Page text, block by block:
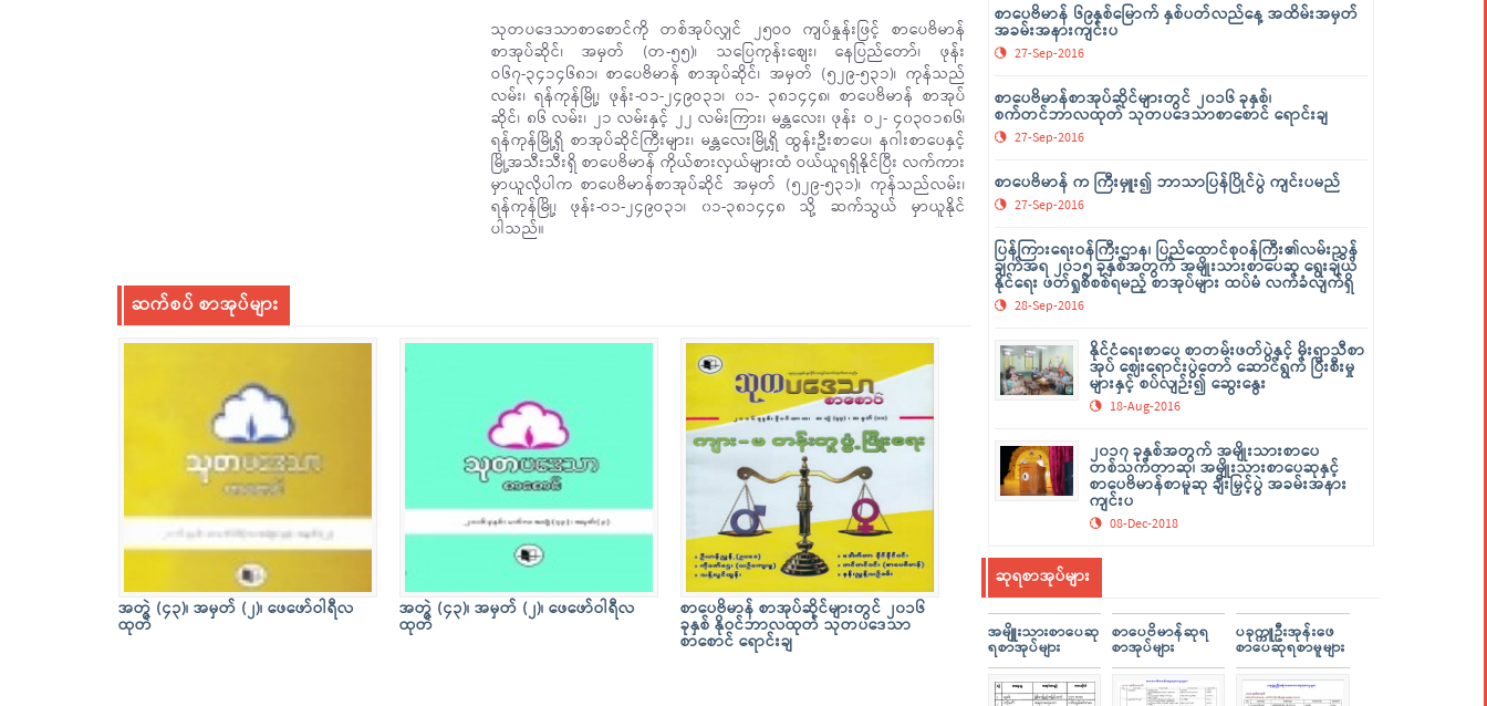
သုတပဒေသာစာစောင်ကို တစ်အုပ်လျှင် ၂၅ဝဝ ကျပ်နှုန်းဖြင့် စာပေဗိမာန်
စာအုပ်ဆိုင်၊ အမှတ် (တ-၅၅)၊ သပြေကုန်းစျေး၊ နေပြည်တော်၊ ဖုန်း
ဝ၆၇-၃၄၁၄၆၈၁၊ စာပေဗိမာန် စာအုပ်ဆိုင်၊ အမှတ် (၅၂၉-၅၃၁)၊ ကုန်သည်
လမ်း၊ ရန်ကုန်မြို့၊ ဖုန်း-ဝ၁-၂၄၉ဝ၃၁၊ ၀၁- ၃၈၁၄၄၈၊ စာပေဗိမာန် စာအုပ်
ဆိုင်၊ ၈၆ လမ်း၊ ၂၁ လမ်းနှင့် ၂၂ လမ်းကြား၊ မန္တလေး၊ ဖုန်း ဝ၂- ၄၀၃ဝ၁၈၆၊
ရန်ကုန်မြို့ရှိ စာအုပ်ဆိုင်ကြီးများ၊ မန္တလေးမြို့ရှိ ထွန်းဦးစာပေ၊ နဂါးစာပေနှင့်
မြို့အသီးသီးရှိ စာပေဗိမာန် ကိုယ်စားလှယ်များထံ ဝယ်ယူရရှိနိုင်ပြီး လက်ကား
မှာယူလိုပါက စာပေဗိမာန်စာအုပ်ဆိုင် အမှတ် (၅၂၉-၅၃၁)၊ ကုန်သည်လမ်း၊
ရန်ကုန်မြို့၊ ဖုန်း-ဝ၁-၂၄၉ဝ၃၁၊ ၀၁-၃၈၁၄၄၈ သို့ ဆက်သွယ် မှာယူနိုင်
ပါသည်။
ဆက်စပ် စာအုပ်များ
အတွဲ (၄၃)၊ အမှတ် (၂)၊ ဖေဖော်ဝါရီလ
ထုတ်
အတွဲ (၄၃)၊ အမှတ် (၂)၊ ဖေဖော်ဝါရီလ
ထုတ်
စာပေဗိမာန် စာအုပ်ဆိုင်များတွင် ၂၀၁၆
ခုနှစ် နိုဝင်ဘာလထုတ် သုတပဒေသာ
စာစောင် ရောင်းချ
စာပေဗိမာန် ၆၉နှစ်မြောက် နှစ်ပတ်လည်နေ့ အထိမ်းအမှတ်
အခမ်းအနားကျင်းပ
27-Sep-2016
စာပေဗိမာန်စာအုပ်ဆိုင်များတွင် ၂၀၁၆ ခုနှစ်၊
စက်တင်ဘာလထုတ် သုတပဒေသာစာစောင် ရောင်းချ
27-Sep-2016
စာပေဗိမာန် က ကြီးမှူး၍ ဘာသာပြန်ပြိုင်ပွဲ ကျင်းပမည်
27-Sep-2016
ပြန်ကြားရေးဝန်ကြီးဌာန၊ ပြည်ထောင်စုဝန်ကြီး၏လမ်းညွှန်
ချက်အရ ၂၀၁၅ ခုနှစ်အတွက် အမျိုးသားစာပေဆု ရွေးချယ်
နိုင်ရေး ဖတ်ရှုစိစစ်ရမည့် စာအုပ်များ ထပ်မံ လက်ခံလျက်ရှိ
28-Sep-2016
နိုင်ငံရေးစာပေ စာတမ်းဖတ်ပွဲနှင့် မိုးရာသီစာ
အုပ် ဈေးရောင်းပွဲတော် ဆောင်ရွက် ပြီးစီးမှု
များနှင့် စပ်လျဉ်း၍ ဆွေးနွေး
18-Aug-2016
၂၀၁၇ ခုနှစ်အတွက် အမျိုးသားစာပေ
တစ်သက်တာဆု၊ အမျိုးသားစာပေဆုနှင့်
စာပေဗိမာန်စာမူဆု ချီးမြှင့်ပွဲ အခမ်းအနား
ကျင်းပ
08-Dec-2018
ဆုရစာအုပ်များ
အမျိူးသားစာပေဆု
ရစာအုပ်များ
စာပေဗိမာန်ဆုရ
စာအုပ်များ
ပခုက္ကူဦးအုန်းဖေ
စာပေဆုရစာမူများ